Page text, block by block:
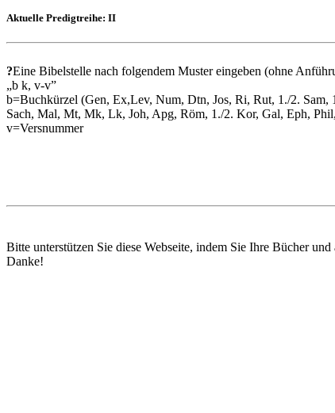
Aktuelle Predigtreihe: II
?Eine Bibelstelle nach folgendem Muster eingeben (ohne
„b k, v-v”
b=Buchkürzel (Gen, Ex,Lev, Num, Dtn, Jos, Ri, Rut, 1./2.
Sach, Mal, Mt, Mk, Lk, Joh, Apg, Röm, 1./2. Kor, Gal, Eph,
v=Versnummer
Bitte unterstützen Sie diese Webseite, indem Sie Ihre Bücher
Danke!